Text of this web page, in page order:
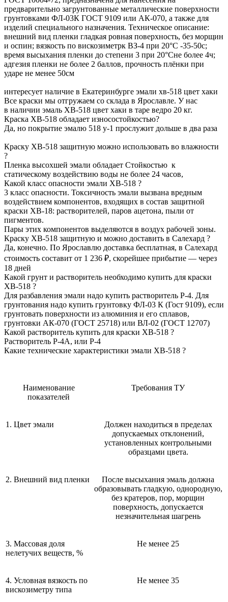
предварительно загрунтованные металлические поверхности
грунтовками ФЛ-03К ГОСТ 9109 или АК-070, а также для
изделий специального назначения. Техническое описание:
внешний вид пленки гладкая ровная поверхность, без морщин
и оспин; вязкость по вискозиметрк ВЗ-4 при 20°С -35-50с;
время высыхания пленки до степени 3 при 20°Сне более 4ч;
адгезия пленки не более 2 баллов, прочность плёнки при
ударе не менее 50см
интересует наличие в Екатеринбурге эмали хв-518 цвет хаки
Все краски мы отгружаем со склада в Ярославле. У нас
в наличии эмаль ХВ-518 цвет хаки в таре ведро 20 кг.
Краска ХВ-518 обладает износостойкостью?
Да, но покрытие эмалю 518 у-1 прослужит дольше в два раза
Краску ХВ-518 защитную можно использовать во влажности
?
Пленка высохшей эмали обладает Стойкостью к
статическому воздействию воды не более 24 часов,
Какой класс опасности эмали ХВ-518 ?
3 класс опасности. Токсичность эмали вызвана вредным
воздействием компонентов, входящих в состав защитной
краски ХВ-18: растворителей, паров ацетона, пыли от
пигментов.
Пары этих компонентов выделяются в воздух рабочей зоны.
Краску ХВ-518 защитную и можно доставить в Салехард ?
Да, конечно. По Ярославлю доставка бесплатная, в Салехард
стоимость составит от 1 236 ₽, скорейшее прибытие — через
18 дней
Какой грунт и растворитель необходимо купить для краски
ХВ-518 ?
Для разбавления эмали надо купить растворитель Р-4. Для
грунтования надо купить грунтовку ФЛ-03 К (Гост 9109), если
грунтовать поверхности из алюминия и его сплавов,
грунтовки АК-070 (ГОСТ 25718) или ВЛ-02 (ГОСТ 12707)
Какой растворитель купить для краски ХВ-518 ?
Растворитель Р-4А, или Р-4
Какие технические характеристики эмали ХВ-518 ?
Наименование
показателей
Требования ТУ
1. Цвет эмали
Должен находиться в пределах
допускаемых отклонений,
установленных контрольными
образцами цвета.
2. Внешний вид пленки
После высыхания эмаль должна
образовывать гладкую, однородную,
без кратеров, пор, морщин
поверхность, допускается
незначительная шагрень
3. Массовая доля
нелетучих веществ, %
Не менее 25
4. Условная вязкость по
вискозиметру типа
Не менее 35